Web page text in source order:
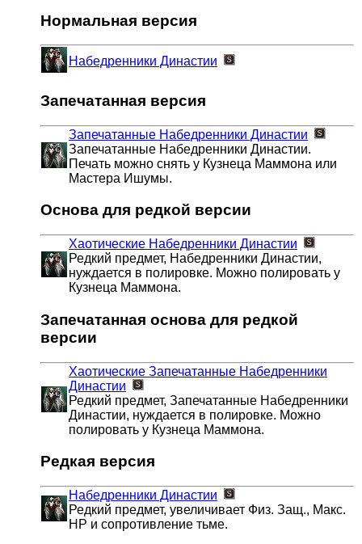
Нормальная версия
Набедренники Династии
Запечатанная версия
Запечатанные Набедренники Династии
Запечатанные Набедренники Династии.
Печать можно снять у Кузнеца Маммона или
Мастера Ишумы.
Основа для редкой версии
Хаотические Набедренники Династии
Редкий предмет, Набедренники Династии,
нуждается в полировке. Можно полировать у
Кузнеца Маммона.
Запечатанная основа для редкой
версии
Хаотические Запечатанные Набедренники
Династии
Редкий предмет, Запечатанные Набедренники
Династии, нуждается в полировке. Можно
полировать у Кузнеца Маммона.
Редкая версия
Набедренники Династии
Редкий предмет, увеличивает Физ. Защ., Макс.
HP и сопротивление тьме.